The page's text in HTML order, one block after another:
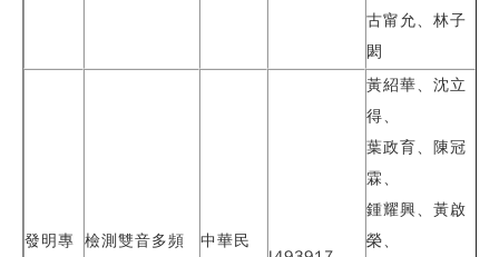
古甯允、林子
閎
發明專 檢測雙音多頻
中華民
黃紹華、沈立
得、
葉政育、陳冠
霖、
鍾耀興、黃啟
榮、